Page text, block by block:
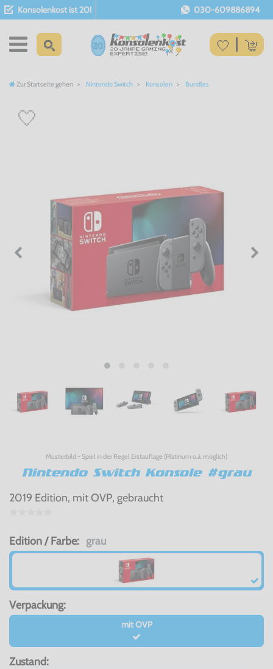
Konsolenkost ist 20! 030-609886894
Zur Startseite gehen Nintendo Switch Konsolen Bundles
Musterbild - Spiel in der Regel Erstauflage (Platinum o.ä. möglich)
Nintendo Switch Konsole #grau
2019 Edition, mit OVP, gebraucht
Edition / Farbe: grau
Verpackung:
mit OVP
Zustand: